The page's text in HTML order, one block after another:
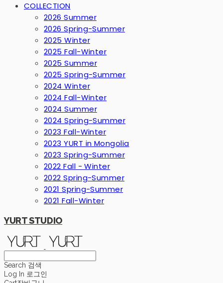
COLLECTION
2026 Summer
2026 Spring-Summer
2025 Winter
2025 Fall-Winter
2025 Summer
2025 Spring-Summer
2024 Winter
2024 Fall-Winter
2024 Summer
2024 Spring-Summer
2023 Fall-Winter
2023 YURT in Mongolia
2023 Spring-Summer
2022 Fall - Winter
2022 Spring-Summer
2021 Spring-Summer
2021 Fall-Winter
YURT STUDIO
Search 검색
Log In 로그인